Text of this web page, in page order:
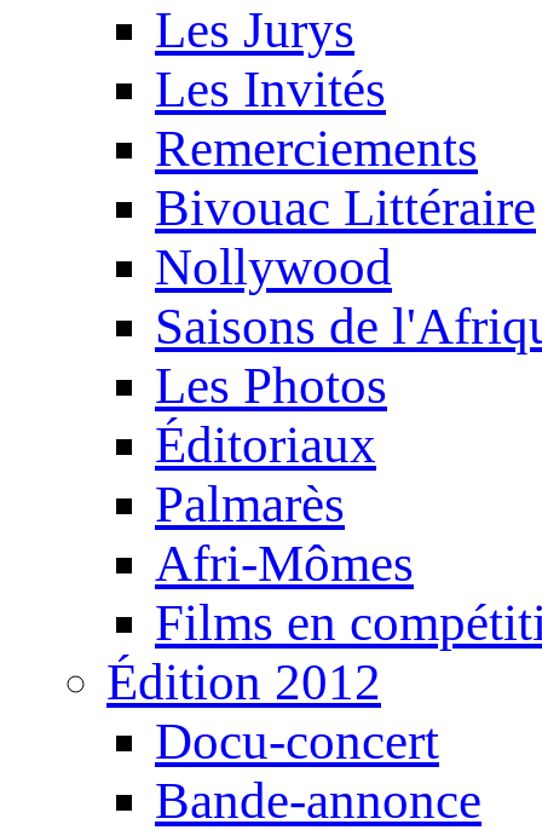
Les Jurys
Les Invités
Remerciements
Bivouac Littéraire
Nollywood
Saisons de
Les Photos
Éditoriaux
Palmarès
Afri-Mômes
Films en
Édition 2012
Docu-concert
Bande-annonce